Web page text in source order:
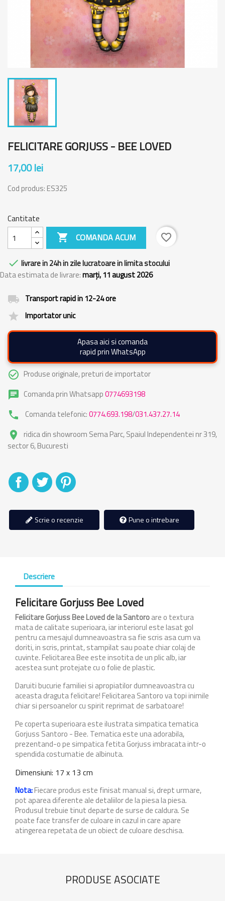
FELICITARE GORJUSS - BEE LOVED
17,00 lei
Cod produs: ES325
Cantitate
 COMANDA ACUM favorite_border
 livrare in 24h in zile lucratoare in limita stocului
Data estimata de livrare:marți, 11 august 2026
local_shipping Transport rapid in 12-24 ore
grade Importator unic
Apasa aici si comanda
rapid prin WhatsApp
check_circle_outline Produse originale, preturi de importator
chat Comanda prin Whatsapp0774693198
phone Comanda telefonic:0774.693.198/031.437.27.14
place
ridica din showroom Sema Parc, Spaiul Independentei nr 319,
sector 6, Bucuresti
DistribuitiTweet
Scrie o recenzie Pune o intrebare
Descriere
Felicitare Gorjuss Bee Loved
Felicitare Gorjuss Bee Lovedde la Santoroare o textura
mata de calitate superioara, iar interiorul este lasat gol
pentru ca mesajul dumneavoastra sa fie scris asa cum va
doriti, in scris, printat, stampilat sau poate chiar colaj de
cuvinte. Felicitarea Bee este insotita de un plic alb, iar
acestea sunt protejate cu o folie de plastic.
Daruiti bucurie familiei si apropiatilor dumneavoastra cu
aceasta draguta felicitare! Felicitarea Santoro va topi inimile
chiar si persoanelor cu spirit reprimat de sarbatoare!
Pe coperta superioara este ilustrata simpatica tematica
Gorjuss Santoro - Bee. Tematica este una adorabila,
prezentand-o pe simpatica fetita Gorjuss imbracata intr-o
spendida costumatie de albinuta.
Dimensiuni: 17 x 13 cm
Nota:Fiecare produs este finisat manual si, drept urmare,
pot aparea diferente ale detaliilor de la piesa la piesa.
Produsul trebuie tinut departe de surse de caldura. Se
poate face transfer de culoare in cazul in care apare
atingerea repetata de un obiect de culoare deschisa.
PRODUSE ASOCIATE